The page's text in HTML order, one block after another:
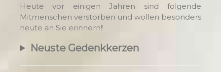
Heute vor einigen Jahren sind folgende
Mitmenschen verstorben und wollen besonders
heute an Sie erinnern!!
Neuste Gedenkkerzen